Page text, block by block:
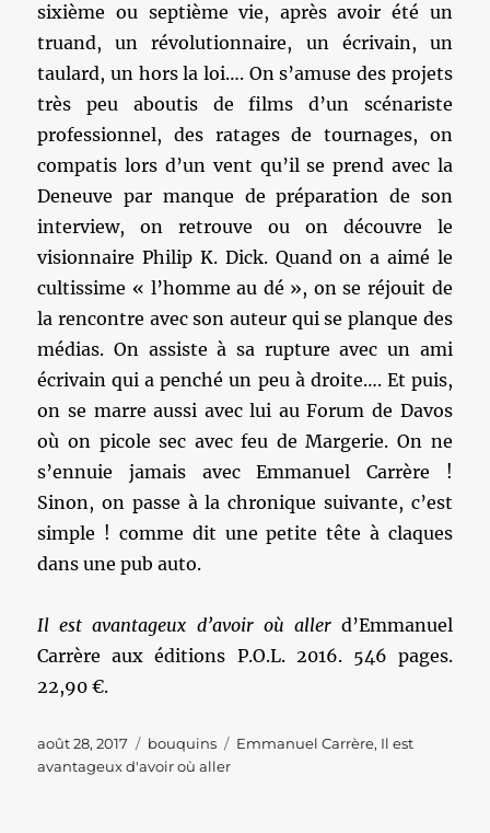
sixième ou septième vie, après avoir été un
truand, un révolutionnaire, un écrivain, un
taulard, un hors la loi…. On s’amuse des projets
très peu aboutis de films d’un scénariste
professionnel, des ratages de tournages, on
compatis lors d’un vent qu’il se prend avec la
Deneuve par manque de préparation de son
interview, on retrouve ou on découvre le
visionnaire Philip K. Dick. Quand on a aimé le
cultissime « l’homme au dé », on se réjouit de
la rencontre avec son auteur qui se planque des
médias. On assiste à sa rupture avec un ami
écrivain qui a penché un peu à droite…. Et puis,
on se marre aussi avec lui au Forum de Davos
où on picole sec avec feu de Margerie. On ne
s’ennuie jamais avec Emmanuel Carrère !
Sinon, on passe à la chronique suivante, c’est
simple ! comme dit une petite tête à claques
dans une pub auto.
Il est avantageux d’avoir où aller d’Emmanuel
Carrère aux éditions P.O.L. 2016. 546 pages.
22,90 €.
Publié
le
août 28, 2017 Catégories
bouquins Étiquettes
Emmanuel Carrère, Il est
avantageux d'avoir où aller